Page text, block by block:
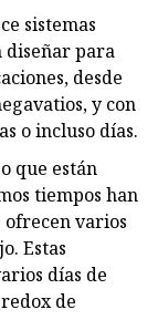
sistemas
diseñar para
desde
y con
o incluso días.
que están
tiempos han
ofrecen varios
Estas
días de
de